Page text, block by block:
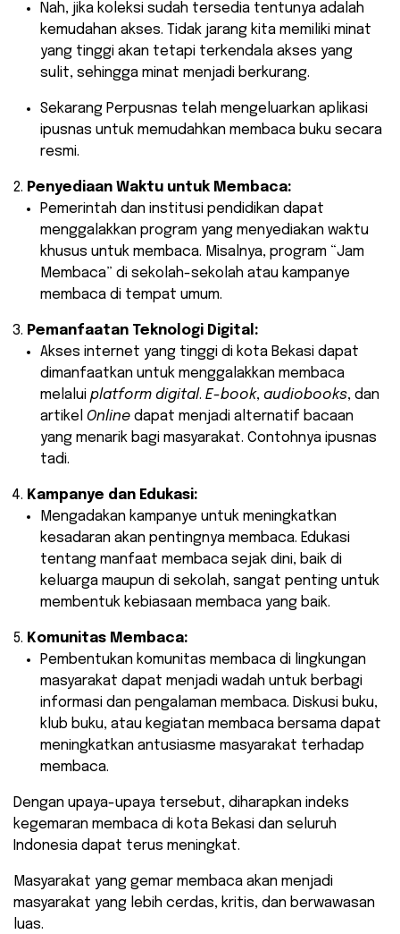
Nah, jika koleksi sudah tersedia tentunya adalah
kemudahan akses. Tidak jarang kita memiliki minat
yang tinggi akan tetapi terkendala akses yang
sulit, sehingga minat menjadi berkurang.
Sekarang Perpusnas telah mengeluarkan aplikasi
ipusnas untuk memudahkan membaca buku secara
resmi.
Penyediaan Waktu untuk Membaca:
Pemerintah dan institusi pendidikan dapat
menggalakkan program yang menyediakan waktu
khusus untuk membaca. Misalnya, program “Jam
Membaca” di sekolah-sekolah atau kampanye
membaca di tempat umum.
Pemanfaatan Teknologi Digital:
Akses internet yang tinggi di kota Bekasi dapat
dimanfaatkan untuk menggalakkan membaca
melalui platform digital. E-book, audiobooks, dan
artikel Online dapat menjadi alternatif bacaan
yang menarik bagi masyarakat. Contohnya ipusnas
tadi.
Kampanye dan Edukasi:
Mengadakan kampanye untuk meningkatkan
kesadaran akan pentingnya membaca. Edukasi
tentang manfaat membaca sejak dini, baik di
keluarga maupun di sekolah, sangat penting untuk
membentuk kebiasaan membaca yang baik.
Komunitas Membaca:
Pembentukan komunitas membaca di lingkungan
masyarakat dapat menjadi wadah untuk berbagi
informasi dan pengalaman membaca. Diskusi buku,
klub buku, atau kegiatan membaca bersama dapat
meningkatkan antusiasme masyarakat terhadap
membaca.
Dengan upaya-upaya tersebut, diharapkan indeks
kegemaran membaca di kota Bekasi dan seluruh
Indonesia dapat terus meningkat.
Masyarakat yang gemar membaca akan menjadi
masyarakat yang lebih cerdas, kritis, dan berwawasan
luas.